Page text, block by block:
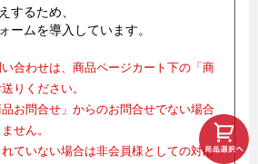
するため、
ームを導入しています。
合わせは、商品ページカート下の「商
りください。
お問合せ」からのお問合せでない場合
せん。
ていない場合は非会員様としての対応